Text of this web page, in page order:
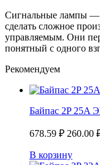
Сигнальные лампы —
сделать сложное
управляемым. Они
понятный с одного
Рекомендуем
Байпас 2P 25A
678.59 ₽ 260.00
В корзину